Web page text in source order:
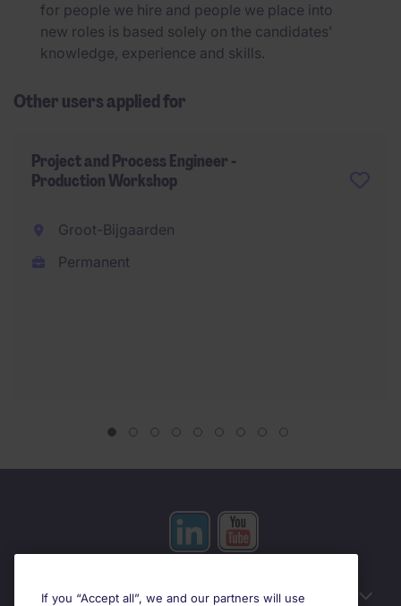
for people we hire and people we place into
new roles is based solely on the candidates’
knowledge, experience and skills.
Other users applied for
Project and Process Engineer -
Production Workshop
Groot-Bijgaarden
Permanent
Useful information
If you “Accept all”, we and our partners will use